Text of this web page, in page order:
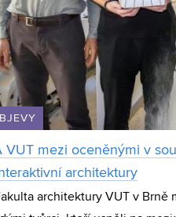
VUT mezi oceněnými v
architektury
architektury VUT v Brně